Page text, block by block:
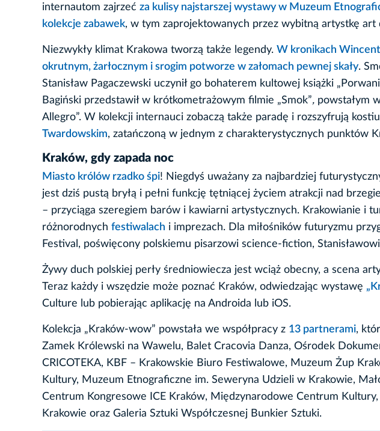
internautom zajrzeć za kulisy najstarszej wystawy w Muzeum
kolekcje zabawek, w tym zaprojektowanych przez wybitną artystkę art
Niezwykły klimat Krakowa tworzą także legendy. W kronikach
okrutnym, żarłocznym i srogim potworze w załomach pewnej skały.
Stanisław Pagaczewski uczynił go bohaterem kultowej książki
Bagiński przedstawił w krótkometrażowym filmie „Smok”, powstałym
Allegro”. W kolekcji internauci zobaczą także paradę i rozszyfrują
Twardowskim, zatańczoną w jednym z charakterystycznych punktów
Kraków, gdy zapada noc
Miasto królów rzadko śpi! Niegdyś uważany za najbardziej
jest dziś pustą bryłą i pełni funkcję tętniącej życiem atrakcji nad
– przyciąga szeregiem barów i kawiarni artystycznych. Krakowianie i
różnorodnych festiwalach i imprezach. Dla miłośników futuryzmu
Festival, poświęcony polskiemu pisarzowi science-fiction,
Żywy duch polskiej perły średniowiecza jest wciąż obecny, a scena
Teraz każdy i wszędzie może poznać Kraków, odwiedzając wystawę
Culture lub pobierając aplikację na Androida lub iOS.
Kolekcja „Kraków-wow” powstała we współpracy z 13 partnerami,
Zamek Królewski na Wawelu, Balet Cracovia Danza, Ośrodek
CRICOTEKA, KBF – Krakowskie Biuro Festiwalowe, Muzeum Żup
Kultury, Muzeum Etnograficzne im. Seweryna Udzieli w Krakowie,
Centrum Kongresowe ICE Kraków, Międzynarodowe Centrum Kultury,
Krakowie oraz Galeria Sztuki Współczesnej Bunkier Sztuki.